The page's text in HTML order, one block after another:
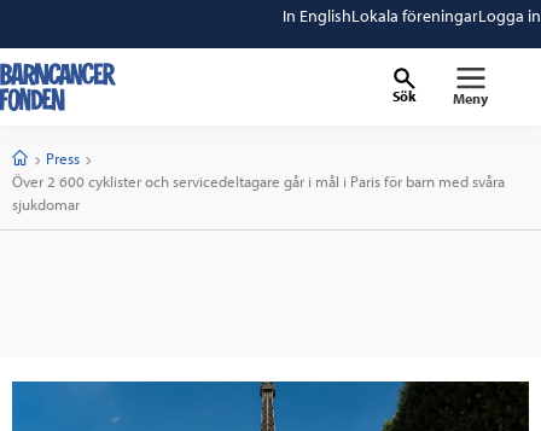
In EnglishLokala föreningarLogga in
Sök Meny
StartPress
Current:
Över 2 600 cyklister och servicedeltagare går i mål i Paris för barn med svåra
sjukdomar